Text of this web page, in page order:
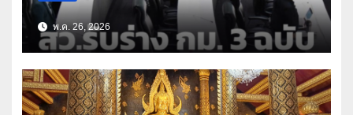
พ.ค. 26, 2026